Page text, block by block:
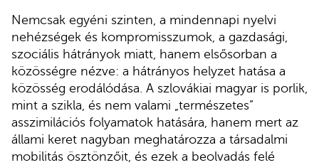
Nemcsak egyéni szinten, a mindennapi nyelvi
nehézségek és kompromisszumok, a gazdasági,
szociális hátrányok miatt, hanem elsősorban a
közösségre nézve: a hátrányos helyzet hatása a
közösség erodálódása. A szlovákiai magyar is porlik,
mint a szikla, és nem valami „természetes”
asszimilációs folyamatok hatására, hanem mert az
állami keret nagyban meghatározza a társadalmi
mobilitás ösztönzőit, és ezek a beolvadás felé